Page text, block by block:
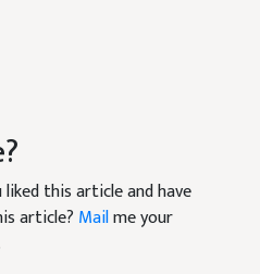
liked this article and have
article? Mailme your